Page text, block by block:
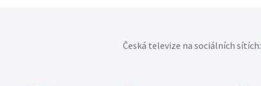
Česká televize na sociálních sítích: